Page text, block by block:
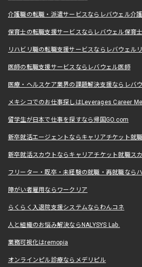
介護職の転職・派遣サービスならレバウェル介護
保育士の転職支援サービスならレバウェル保育士
リハビリ職の転職支援サービスならレバウェル
医師の転職支援サービスならレバウェル医師
医療・ヘルスケア業界の課題解決支援ならレバ
メキシコでのお仕事探しはLeverages Career
留学生が日本で仕事を探すなら帰国GO.com
新卒就活エージェントならキャリアチケット就職
新卒就活スカウトならキャリアチケット就職ス
フリーター・既卒・未経験の就職・再就職なら
障がい者雇用ならワークリア
らくらく入退院支援システムならわんコネ
人と組織のお悩み解決ならNALYSYS Lab.
業務可視化はremopia
オンラインピル診療ならメデリピル